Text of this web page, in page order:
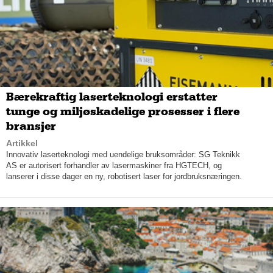
gjerne en stol til naboen – alle er hjertelig velkommen, stor eller
liten, smiler Lien.
– Kundene synes det er deilig å kunne forholde seg til kun en
person som er med på hele prosessen. Det er på grunn av det
at vi har opparbeidet oss et såpass godt rykte. Vi er med på
alle plan og når ting kommer på plass, så er vi med og skrur
sammen bord og gir oss ikke før alt er tipp topp for kunden,
sier Ljungh.
Bærekraftig laserteknologi erstatter
tunge og miljøskadelige prosesser i flere
bransjer
Artikkel
Innovativ laserteknologi med uendelige bruksområder: SG Teknikk
AS er autorisert forhandler av lasermaskiner fra HGTECH, og
lanserer i disse dager en ny, robotisert laser for jordbruksnæringen.